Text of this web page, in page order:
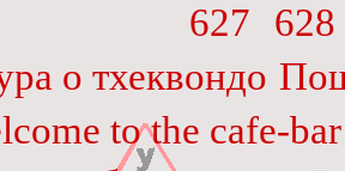
627
628
о тхеквондо
to the cafe-bar